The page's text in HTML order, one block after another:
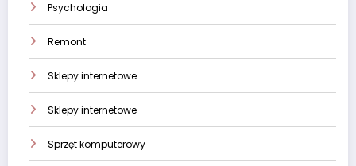
Psychologia
Remont
Sklepy internetowe
Sklepy internetowe
Sprzęt komputerowy